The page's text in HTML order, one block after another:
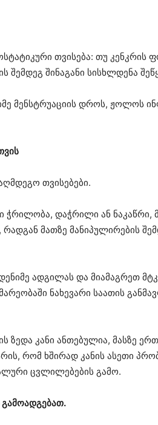
თვისება: თუ კენკრის
შინაგანი სისხლდენა
მენსტრუაციის დროს, ჟოლოს
თვისებები.
ჭრილობა, დაჭრილი ან ნაკაწრი,
მათზე მანიპულირების
ადგილას და მიამაგრეთ
ნახევარი საათის
ზედა კანი ანთებულია, მასზე
რომ ხშირად კანის ასეთი
ცვლილებების გამო.
გამოადგებათ.